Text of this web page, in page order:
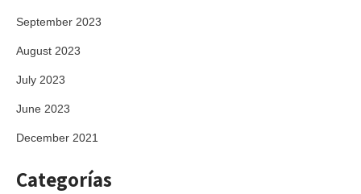
September 2023
August 2023
July 2023
June 2023
December 2021
Categorías